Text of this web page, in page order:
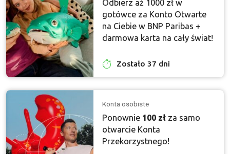
Odbierz aż 1000 zł w
gotówce za Konto Otwarte
na Ciebie w BNP Paribas +
darmowa karta na cały świat!
Zostało 37 dni
Konta osobiste
Ponownie 100 zł za samo
otwarcie Konta
Przekorzystnego!